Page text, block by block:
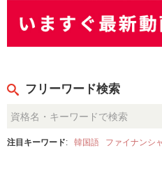
フリーワード検索
注目キーワード: 韓国語 ファイナンシ